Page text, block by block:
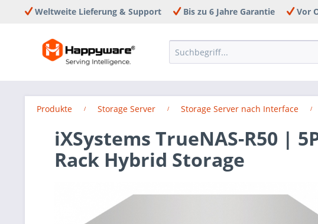
Weltweite Lieferung & Support Bis zu 6 Jahre Garantie Vor
Produkte Storage Server Storage Server nach Interface
iXSystems TrueNAS-R50 |
Rack Hybrid Storage